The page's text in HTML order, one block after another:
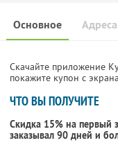
Основное Адреса
Скачайте приложение
покажите купон с
ЧТО ВЫ ПОЛУЧИТЕ
Скидка 15% на первый
заказывал 90 дней и